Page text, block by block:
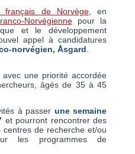
français de Norvège, en
Norvégiennepour la
et le développement
appel à candidatures
norvégien, Åsgard
une priorité accordée
âgés de 35 à 45
à passer une semaine
et pourront rencontrer des
de recherche et/ou
les programmes de